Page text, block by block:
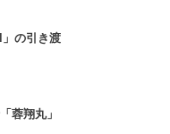
の引き渡
蓉翔丸」